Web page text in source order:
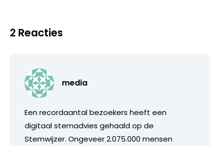
2 Reacties
media
Een recordaantal bezoekers heeft een
digitaal stemadvies gehaald op de
Stemwijzer. Ongeveer 2.075.000 mensen